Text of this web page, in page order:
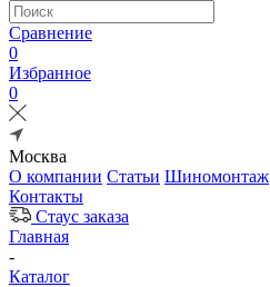
Сравнение
0
Избранное
0
Москва
О компании Статьи Шиномонтаж
Контакты
Стаус заказа
Главная
-
Каталог